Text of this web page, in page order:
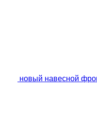
новый навесной